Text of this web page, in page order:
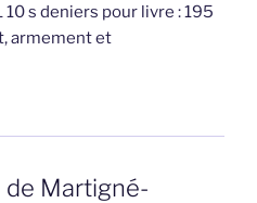
s deniers pour livre : 195
armement et
de Martigné-